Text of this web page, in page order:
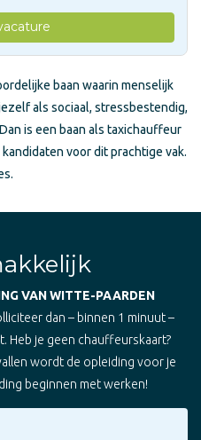
baan waarin menselijk
als sociaal, stressbestendig,
is een baan als taxichauffeur
voor dit prachtige vak.
VAN WITTE-PAARDEN
dan – binnen 1 minuut –
Heb je geen chauffeurskaart?
wordt de opleiding voor je
beginnen met werken!